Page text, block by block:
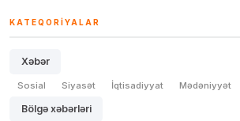
KATEQORIYALAR
Xəbər
Sosial Siyasət İqtisadiyyat Mədəniyyət
Bölgə xəbərləri